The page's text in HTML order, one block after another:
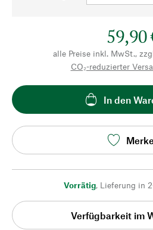
59,90
alle Preise inkl. MwSt.,
CO₂-reduzierter
In den
Vorrätig, Lieferung in
Verfügbarkeit im